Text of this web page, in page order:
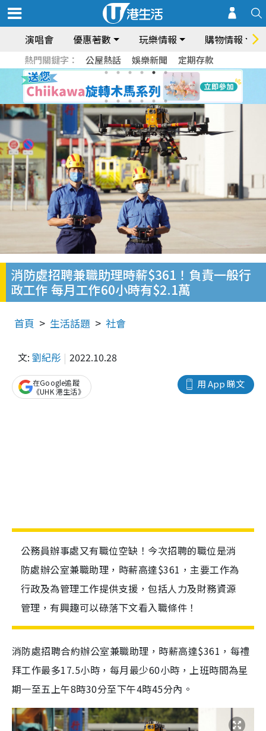
演唱會 優惠著數 玩樂情報 購物情報
熱門關鍵字： 公屋熱話 娛樂新聞 定期存款
消防處招聘兼職助理時薪$361！負責一般行
政工作 每月工作60小時有$2.1萬
首頁 生活話題 社會
文: 劉紀彤 2022.10.28
用 App 睇文
在Google追蹤
《UHK 港生活》
公務員辦事處又有職位空缺！今次招聘的職位是消
防處辦公室兼職助理，時薪高達$361，主要工作為
行政及為管理工作提供支援，包括人力及財務資源
管理，有興趣可以碌落下文看入職條件！
消防處招聘合約辦公室兼職助理，時薪高達$361，每禮
拜工作最多17.5小時，每月最少60小時，上班時間為星
期一至五上午8時30分至下午4時45分內。